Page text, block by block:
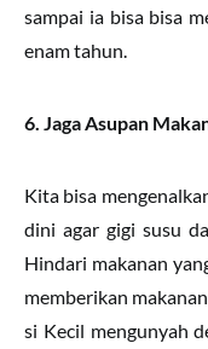
sampai ia bisa bisa
enam tahun.
6. Jaga Asupan
Kita bisa
dini agar gigi susu
Hindari makanan
memberikan
si Kecil mengunyah